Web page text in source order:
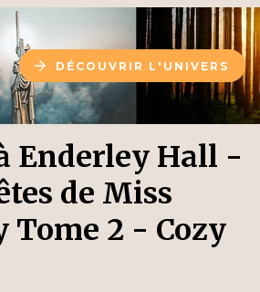
arrow_forward DÉCOUVRIR L'UNIVERS
Enderley Hall -
de Miss
Tome 2 - Cozy